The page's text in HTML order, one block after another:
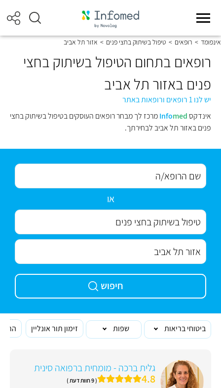
אינפומד > רופאים > טיפול בשיתוק בחצי פנים > אזור תל אביב
רופאים בתחום הטיפול בשיתוק בחצי
פנים באזור תל אביב
יש לנו 1 רופאים ורופאות באתר
אינדקס
Infomed
מרכז לך מבחר רופאים העוסקים בטיפול בשיתוק בחצי
פנים באזור תל אביב לבחירתך.
או
חיפוש
ביטוחי בריאות שפות זימון תור אונליין
גלית ברכה - מומחית ברפואה סינית
4.8 ( 9 חוות דעת )